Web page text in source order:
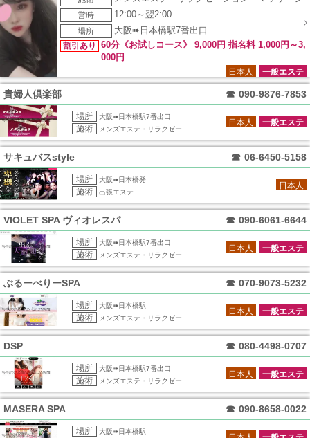
営時
12:00～翌2:00
場所
大阪➠日本橋駅7番出口
割引あり
60分《お試しコース》 9,000円 指名料 1,000円～3,
000円
一般エステ
日本人
貴婦人倶楽部 ☎ 090-9876-7853
場所 大阪➠日本橋駅7番出口
施術 メンズエステ・リラクゼー..
一般エステ
日本人
サキュバスstyle ☎ 06-6450-5158
場所 大阪➠日本橋発
施術 出張エステ
日本人
VIOLET SPA ヴィオレスパ ☎ 090-6061-6644
場所 大阪➠日本橋駅7番出口
施術 メンズエステ・リラクゼー..
一般エステ
日本人
ぶるーべりーSPA ☎ 070-9073-5232
場所 大阪➠日本橋駅
施術 メンズエステ・リラクゼー..
一般エステ
日本人
DSP ☎ 080-4498-0707
場所 大阪➠日本橋駅7番出口
施術 メンズエステ・リラクゼー..
一般エステ
日本人
MASERA SPA ☎ 090-8658-0022
場所 大阪➠日本橋駅